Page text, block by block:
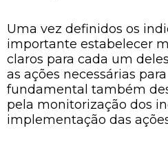
Uma vez definidos os
importante estabelecer
claros para cada um
as ações necessárias
fundamental também
pela monitorização dos
implementação das